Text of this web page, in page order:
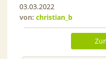
03.03.2022
von: christian_b